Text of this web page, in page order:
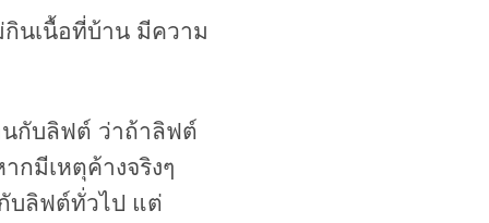
กินเนื้อที่บ้าน มีความ
นกับลิฟต์ ว่าถ้าลิฟต์
กมีเหตุค้างจริงๆ
บลิฟต์ทั่วไป แต่